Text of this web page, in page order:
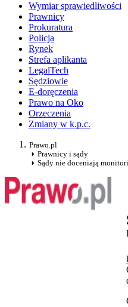
Wymiar sprawiedliwości
Prawnicy
Prokuratura
Policja
Rynek
Strefa aplikanta
LegalTech
Sędziowie
E-doręczenia
Prawo na Oko
Orzeczenia
Zmiany w k.p.c.
Prawo.pl
Prawnicy i sądy
Sądy nie doceniają